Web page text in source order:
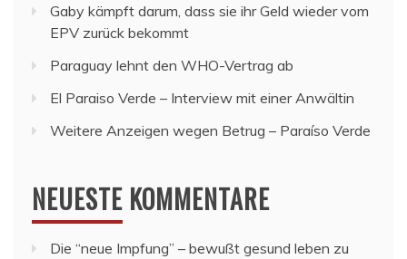
Gaby kämpft darum, dass sie ihr Geld wieder vom
EPV zurück bekommt
Paraguay lehnt den WHO-Vertrag ab
El Paraiso Verde – Interview mit einer Anwältin
Weitere Anzeigen wegen Betrug – Paraíso Verde
NEUESTE KOMMENTARE
Die “neue Impfung” – bewußt gesund leben zu